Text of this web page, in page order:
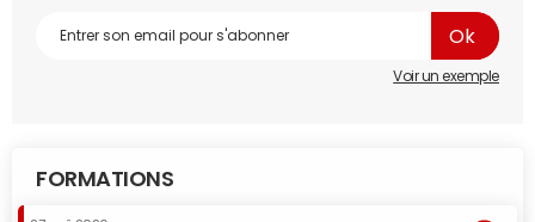
Voir un exemple
FORMATIONS